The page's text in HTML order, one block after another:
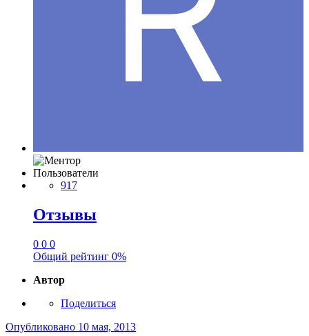
Пользователи
917
Отзывы
0 0 0
Общий рейтинг 0%
Автор
Поделиться
Опубликовано 10 мая, 2013